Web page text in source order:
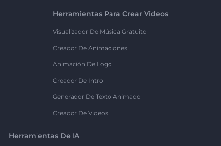
Herramientas Para Crear Videos
Visualizador De Música Gratuito
Creador De Animaciones
Animación De Logo
Creador De Intro
Generador De Texto Animado
Creador De Videos
Herramientas De IA